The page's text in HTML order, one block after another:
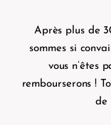
Après plus de
sommes si
vous n’êtes
rembourserons !
de